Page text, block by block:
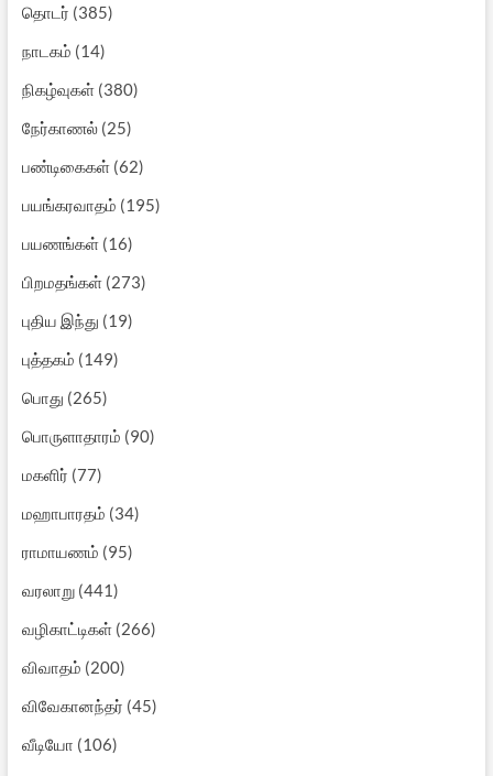
தொடர் (385)
நாடகம் (14)
நிகழ்வுகள்(380)
நேர்காணல்(25)
பண்டிகைகள்(62)
பயங்கரவாதம் (195)
பயணங்கள்(16)
பிறமதங்கள்(273)
புதிய இந்து (19)
புத்தகம் (149)
பொது (265)
பொருளாதாரம் (90)
மகளிர் (77)
மஹாபாரதம் (34)
ராமாயணம் (95)
வரலாறு(441)
வழிகாட்டிகள்(266)
விவாதம் (200)
விவேகானந்தர் (45)
வீடியோ (106)